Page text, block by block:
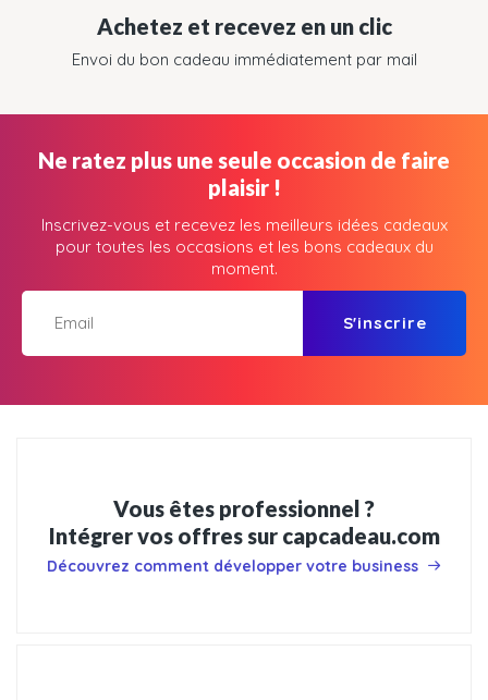
Achetez et recevez en un clic
Envoi du bon cadeau immédiatement par mail
Ne ratez plus une seule occasion de faire
plaisir !
Inscrivez-vous et recevez les meilleurs idées cadeaux
pour toutes les occasions et les bons cadeaux du
moment.
S'inscrire
Vous êtes professionnel ?
Intégrer vos offres sur capcadeau.com
Découvrez comment développer votre business